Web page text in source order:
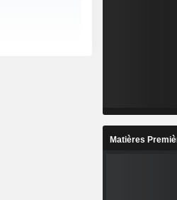
Matières